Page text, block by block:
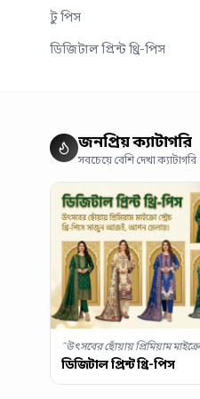
টু পিস
ডিজিটাল প্রিন্ট থ্রি-পিস
জনপ্রিয় ক্যাটাগরি
সবচেয়ে বেশি দেখা ক্যাটাগরি
"উৎসবের ছোঁয়ায় প্রিমিয়াম মাইক্রো
আজই, আপন মেলায়।"
ডিজিটাল প্রিন্ট থ্রি-পিস